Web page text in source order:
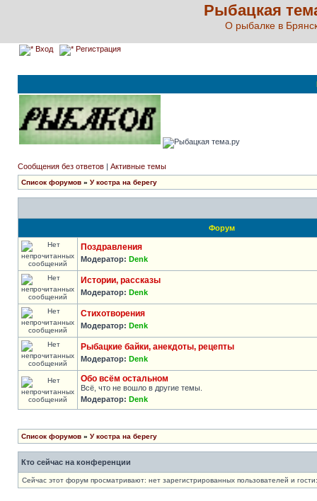
Рыбацкая
О рыбалке в
Вход Регистрация
Сообщения без ответов | Активные темы
Список форумов » У костра на берегу
Форум
Поздравления
Модератор: Denk
Истории, рассказы
Модератор: Denk
Стихотворения
Модератор: Denk
Рыбацкие байки, анекдоты, рецепты
Модератор: Denk
Обо всём остальном
Всё, что не вошло в другие темы.
Модератор: Denk
Список форумов » У костра на берегу
Кто сейчас на конференции
Сейчас этот форум просматривают: нет зарегистрированных пользователей и